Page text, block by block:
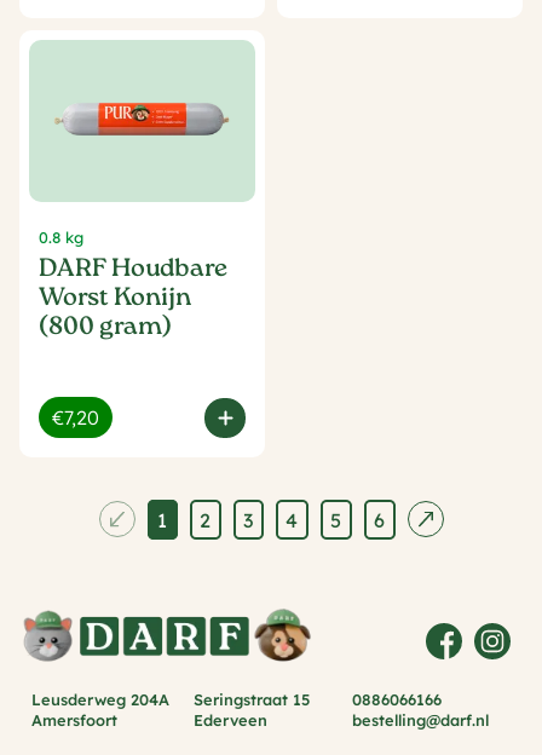
0.8 kg
DARF Houdbare
Worst Konijn
(800 gram)
€7,20
1 2 3 4 5 6
Leusderweg 204A
Amersfoort
Seringstraat 15
Ederveen
0886066166
bestelling@darf.nl